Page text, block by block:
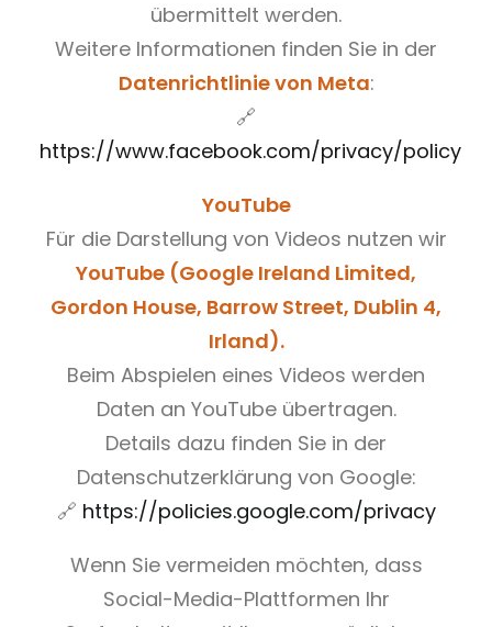
übermittelt werden.
Weitere Informationen finden Sie in der
Datenrichtlinie von Meta:
🔗
https://www.facebook.com/privacy/policy
YouTube
Für die Darstellung von Videos nutzen wir
YouTube (Google Ireland Limited,
Gordon House, Barrow Street, Dublin 4,
Irland).
Beim Abspielen eines Videos werden
Daten an YouTube übertragen.
Details dazu finden Sie in der
Datenschutzerklärung von Google:
🔗 https://policies.google.com/privacy
Wenn Sie vermeiden möchten, dass
Social-Media-Plattformen Ihr